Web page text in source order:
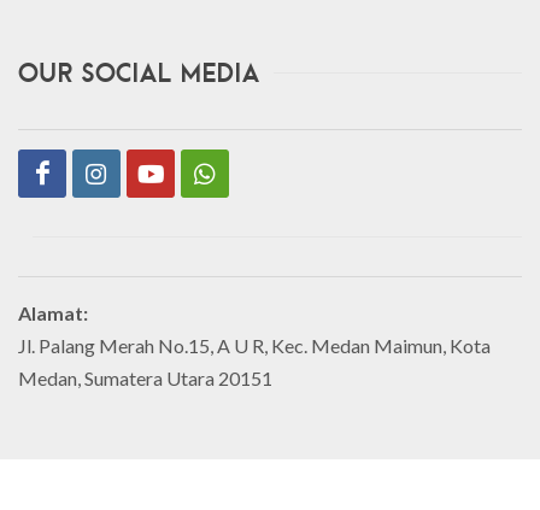
Our Social Media
Alamat:
Jl. Palang Merah No.15, A U R, Kec. Medan Maimun, Kota
Medan, Sumatera Utara 20151